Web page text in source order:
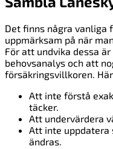
Det finns några vanliga
uppmärksam på när
För att undvika dessa
behovsanalys och att
försäkringsvillkoren.
Att inte förstå
täcker.
Att undervärdera
Att inte uppdatera
ändras.